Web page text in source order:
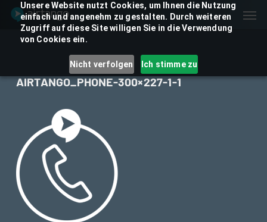
Unsere Website nutzt Cookies, um Ihnen die Nutzung
einfach und angenehm zu gestalten. Durch weiteren
Zugriff auf diese Site willigen Sie in die Verwendung
von Cookies ein.
Nicht verfolgen Ich stimme zu
Skip
content
AIRTANGO_PHONE-300×227-1-1